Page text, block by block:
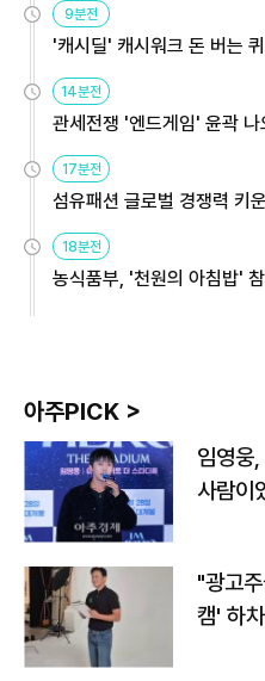
9분전
'캐시딜' 캐시워크 돈 버는
14분전
관세전쟁 '엔드게임' 윤곽
용해야
17분전
섬유패션 글로벌 경쟁력 키
원
18분전
농식품부, '천원의 아침밥'
아주PICK >
임영웅
사람이
"광고
캠' 하